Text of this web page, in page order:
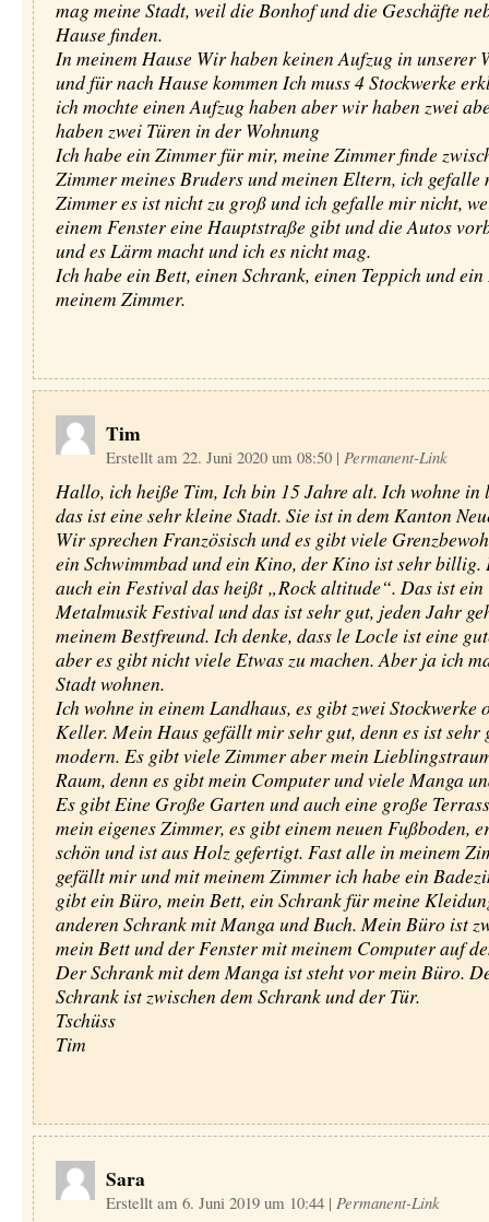
mag meine Stadt, weil die Bonhof und die Geschäfte
Hause finden.
In meinem Hause Wir haben keinen Aufzug in unserer
und für nach Hause kommen Ich muss 4 Stockwerke
ich mochte einen Aufzug haben aber wir haben zwei
haben zwei Türen in der Wohnung
Ich habe ein Zimmer für mir, meine Zimmer finde
Zimmer meines Bruders und meinen Eltern, ich gefalle
Zimmer es ist nicht zu groß und ich gefalle mir nicht,
einem Fenster eine Hauptstraße gibt und die Autos
und es Lärm macht und ich es nicht mag.
Ich habe ein Bett, einen Schrank, einen Teppich und
meinem Zimmer.
Tim
Erstellt am 22. Juni 2020 um 08:50 | Permanent-Link
Hallo, ich heiße Tim, Ich bin 15 Jahre alt. Ich wohne in
das ist eine sehr kleine Stadt. Sie ist in dem Kanton
Wir sprechen Französisch und es gibt viele
ein Schwimmbad und ein Kino, der Kino ist sehr billig.
auch ein Festival das heißt „Rock altitude“. Das ist ein
Metalmusik Festival und das ist sehr gut, jeden Jahr
meinem Bestfreund. Ich denke, dass le Locle ist eine
aber es gibt nicht viele Etwas zu machen. Aber ja ich
Stadt wohnen.
Ich wohne in einem Landhaus, es gibt zwei Stockwerke
Keller. Mein Haus gefällt mir sehr gut, denn es ist sehr
modern. Es gibt viele Zimmer aber mein
Raum, denn es gibt mein Computer und viele Manga
Es gibt Eine Große Garten und auch eine große
mein eigenes Zimmer, es gibt einem neuen Fußboden,
schön und ist aus Holz gefertigt. Fast alle in meinem
gefällt mir und mit meinem Zimmer ich habe ein
gibt ein Büro, mein Bett, ein Schrank für meine
anderen Schrank mit Manga und Buch. Mein Büro ist
mein Bett und der Fenster mit meinem Computer auf
Der Schrank mit dem Manga ist steht vor mein Büro.
Schrank ist zwischen dem Schrank und der Tür.
Tschüss
Tim
Sara
Erstellt am 6. Juni 2019 um 10:44 | Permanent-Link